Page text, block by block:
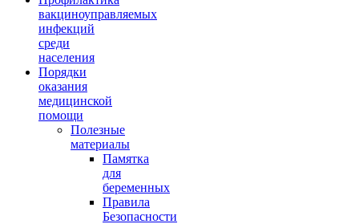
вакциноуправляемых
инфекций
среди
населения
Порядки
оказания
медицинской
помощи
Полезные
материалы
Памятка
для
беременных
Правила
Безопасности